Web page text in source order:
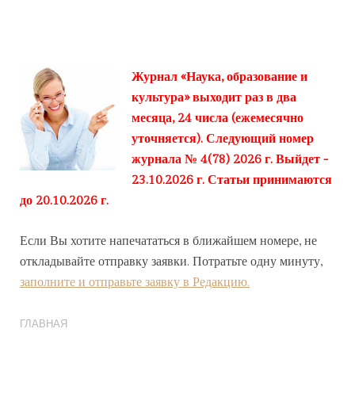
Журнал «Наука, образование и
культура» выходит раз в два
месяца, 24 числа (ежемесячно
уточняется). Следующий номер
журнала № 4(78) 2026 г. Выйдет -
23.10.2026 г. Статьи принимаются
до 20.10.2026 г.
Если Вы хотите напечататься в ближайшем номере, не
откладывайте отправку заявки. Потратьте одну минуту,
заполните и отправьте заявку в Редакцию.
ГЛАВНАЯ